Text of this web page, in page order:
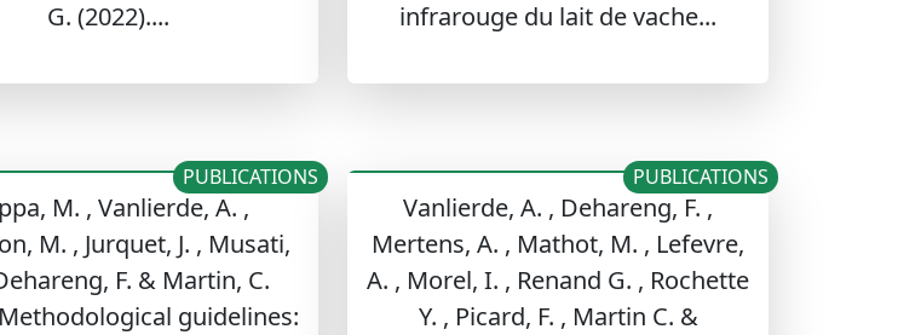
G. (2022)....
infrarouge du lait de vache...
M. , Vanlierde, A. ,
M. , Jurquet, J. , Musati,
F. & Martin, C.
guidelines:
PUBLICATIONS
Vanlierde, A. , Dehareng, F. ,
Mertens, A. , Mathot, M. , Lefevre,
A. , Morel, I. , Renand G. , Rochette
Y. , Picard, F. , Martin C. &
PUBLICATIONS